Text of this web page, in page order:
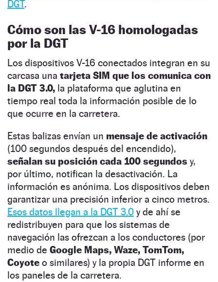
DGT.
Cómo son las V-16 homologadas
por la DGT
Los dispositivos V-16 conectados integran en su
carcasa una tarjeta SIM que los comunica con
la DGT 3.0, la plataforma que aglutina en
tiempo real toda la información posible de lo
que ocurre en la carretera.
Estas balizas envían un mensaje de activación
(100 segundos después del encendido),
señalan su posición cada 100 segundos y,
por último, notifican la desactivación. La
información es anónima. Los dispositivos deben
garantizar una precisión inferior a cinco metros.
Esos datos llegan a la DGT 3.0 y de ahí se
redistribuyen para que los sistemas de
navegación las ofrezcan a los conductores (por
medio de Google Maps, Waze, TomTom,
Coyote o similares) y la propia DGT informe en
los paneles de la carretera.